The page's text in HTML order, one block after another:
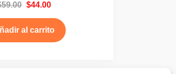
59.00 $44.00
al carrito